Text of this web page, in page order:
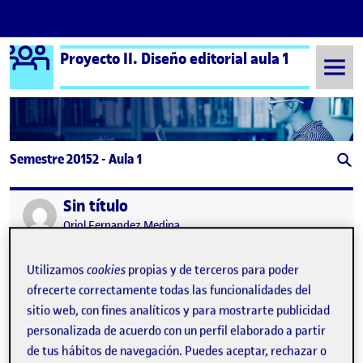
Saltar al contenido
Logo Ágora
Proyecto II. Diseño editorial aula 1
Semestre 20152 - Aula 1
Publicado porSin título
Publicado por
Oriol Fernandez Medina
Utilizamoscookies propias y de terceros para poder
ofrecerte correctamente todas las funcionalidades del
sitio web, con fines analíticos y para mostrarte publicidad
personalizada de acuerdo con un perfil elaborado a partir
de tus hábitos de navegación. Puedes aceptar, rechazar o